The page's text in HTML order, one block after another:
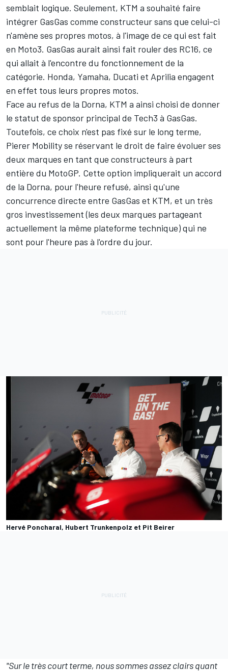
semblait logique. Seulement, KTM a souhaité faire
intégrer GasGas comme constructeur sans que celui-ci
n'amène ses propres motos, à l'image de ce qui est fait
en Moto3. GasGas aurait ainsi fait rouler des RC16, ce
qui allait à l'encontre du fonctionnement de la
catégorie. Honda, Yamaha, Ducati et Aprilia engagent
en effet tous leurs propres motos.
Face au refus de la Dorna, KTM a ainsi choisi de donner
le statut de sponsor principal de Tech3 à GasGas.
Toutefois, ce choix n'est pas fixé sur le long terme,
Pierer Mobility se réservant le droit de faire évoluer ses
deux marques en tant que constructeurs à part
entière du MotoGP. Cette option impliquerait un accord
de la Dorna, pour l'heure refusé, ainsi qu'une
concurrence directe entre GasGas et KTM, et un très
gros investissement (les deux marques partageant
actuellement la même plateforme technique) qui ne
sont pour l'heure pas à l'ordre du jour.
Hervé Poncharal, Hubert Trunkenpolz et Pit Beirer
"Sur le très court terme, nous sommes assez clairs quant